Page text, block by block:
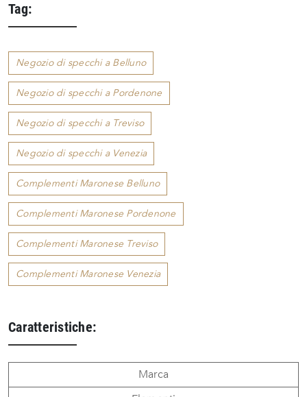
Tag:
Negozio di specchi a Belluno
Negozio di specchi a Pordenone
Negozio di specchi a Treviso
Negozio di specchi a Venezia
Complementi Maronese Belluno
Complementi Maronese Pordenone
Complementi Maronese Treviso
Complementi Maronese Venezia
Caratteristiche:
Marca